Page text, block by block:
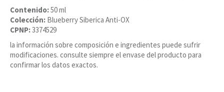
Contenido:50 ml
Colección: Blueberry Siberica Anti-OX
CPNP:3374529
la información sobre composición e ingredientes puede sufrir
modificaciones. consulte siempre el envase del producto para
confirmar los datos exactos.